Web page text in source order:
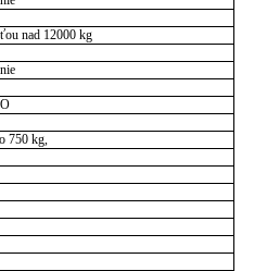
nad 12000 kg
750 kg,